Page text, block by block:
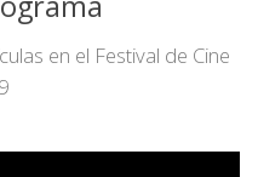
en el Festival de Cine